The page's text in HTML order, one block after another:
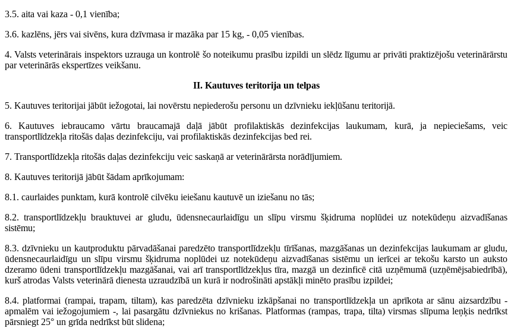
3.5. aita vai kaza - 0,1 vienība;
3.6. kazlēns, jērs vai sivēns, kura dzīvmasa ir mazāka par 15 kg, - 0,05 vienības.
4. Valsts veterinārais inspektors uzrauga un kontrolē šo noteikumu prasību izpildi un slēdz līgumu ar privāti praktizējošu veterinārārstu
par veterinārās ekspertīzes veikšanu.
II. Kautuves teritorija un telpas
5. Kautuves teritorijai jābūt iežogotai, lai novērstu nepiederošu personu un dzīvnieku iekļūšanu teritorijā.
6. Kautuves iebraucamo vārtu braucamajā daļā jābūt profilaktiskās dezinfekcijas laukumam, kurā, ja nepieciešams, veic
transportlīdzekļa ritošās daļas dezinfekciju, vai profilaktiskās dezinfekcijas bed rei.
7. Transportlīdzekļa ritošās daļas dezinfekciju veic saskaņā ar veterinārārsta norādījumiem.
8. Kautuves teritorijā jābūt šādam aprīkojumam:
8.1. caurlaides punktam, kurā kontrolē cilvēku ieiešanu kautuvē un iziešanu no tās;
8.2. transportlīdzekļu brauktuvei ar gludu, ūdensnecaurlaidīgu un slīpu virsmu šķidruma noplūdei uz notekūdeņu aizvadīšanas
sistēmu;
8.3. dzīvnieku un kautproduktu pārvadāšanai paredzēto transportlīdzekļu tīrīšanas, mazgāšanas un dezinfekcijas laukumam ar gludu,
ūdensnecaurlaidīgu un slīpu virsmu šķidruma noplūdei uz notekūdeņu aizvadīšanas sistēmu un ierīcei ar tekošu karsto un auksto
dzeramo ūdeni transportlīdzekļu mazgāšanai, vai arī transportlīdzekļus tīra, mazgā un dezinficē citā uzņēmumā (uzņēmējsabiedrībā),
kurš atrodas Valsts veterinārā dienesta uzraudzībā un kurā ir nodrošināti apstākļi minēto prasību izpildei;
8.4. platformai (rampai, trapam, tiltam), kas paredzēta dzīvnieku izkāpšanai no transportlīdzekļa un aprīkota ar sānu aizsardzību -
apmalēm vai iežogojumiem -, lai pasargātu dzīvniekus no krišanas. Platformas (rampas, trapa, tilta) virsmas slīpuma leņķis nedrīkst
pārsniegt 25° un grīda nedrīkst būt slidena;